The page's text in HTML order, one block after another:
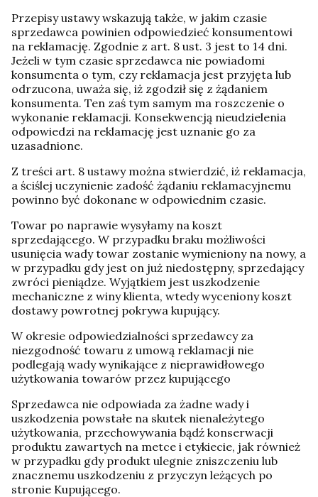
Przepisy ustawy wskazują także, w jakim czasie
sprzedawca powinien odpowiedzieć konsumentowi
na reklamację. Zgodnie z art. 8 ust. 3 jest to 14 dni.
Jeżeli w tym czasie sprzedawca nie powiadomi
konsumenta o tym, czy reklamacja jest przyjęta lub
odrzucona, uważa się, iż zgodził się z żądaniem
konsumenta. Ten zaś tym samym ma roszczenie o
wykonanie reklamacji. Konsekwencją nieudzielenia
odpowiedzi na reklamację jest uznanie go za
uzasadnione.
Z treści art. 8 ustawy można stwierdzić, iż reklamacja,
a ściślej uczynienie zadość żądaniu reklamacyjnemu
powinno być dokonane w odpowiednim czasie.
Towar po naprawie wysyłamy na koszt
sprzedającego. W przypadku braku możliwości
usunięcia wady towar zostanie wymieniony na nowy, a
w przypadku gdy jest on już niedostępny, sprzedający
zwróci pieniądze. Wyjątkiem jest uszkodzenie
mechaniczne z winy klienta, wtedy wyceniony koszt
dostawy powrotnej pokrywa kupujący.
W okresie odpowiedzialności sprzedawcy za
niezgodność towaru z umową reklamacji nie
podlegają wady wynikające z nieprawidłowego
użytkowania towarów przez kupującego
Sprzedawca nie odpowiada za żadne wady i
uszkodzenia powstałe na skutek nienależytego
użytkowania, przechowywania bądź konserwacji
produktu zawartych na metce i etykiecie, jak również
w przypadku gdy produkt ulegnie zniszczeniu lub
znacznemu uszkodzeniu z przyczyn leżących po
stronie Kupującego.